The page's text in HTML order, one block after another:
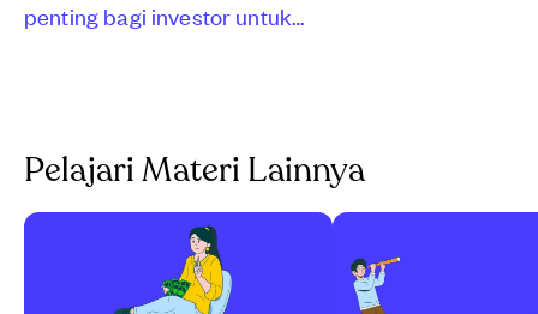
penting bagi investor untuk
mempengaruhi pasar instrumen
investasi, khususnya pasar keuangan?
Perhatikan artikel berikut ya, Sobat
Pelajari Materi Lainnya